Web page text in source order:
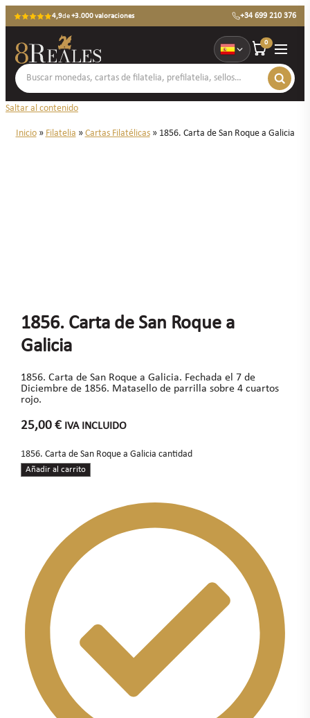
4,9de+3.000 valoraciones +34 699 210 376
0
Saltar al contenido
Inicio» Filatelia » Cartas Filatélicas» 1856. Carta de San Roque a Galicia
1856. Carta de San Roque a
Galicia
1856. Carta de San Roque a Galicia. Fechada el 7 de
Diciembre de 1856. Matasello de parrilla sobre 4 cuartos
rojo.
25,00 € IVA INCLUIDO
1856. Carta de San Roque a Galicia cantidad
Añadir al carrito